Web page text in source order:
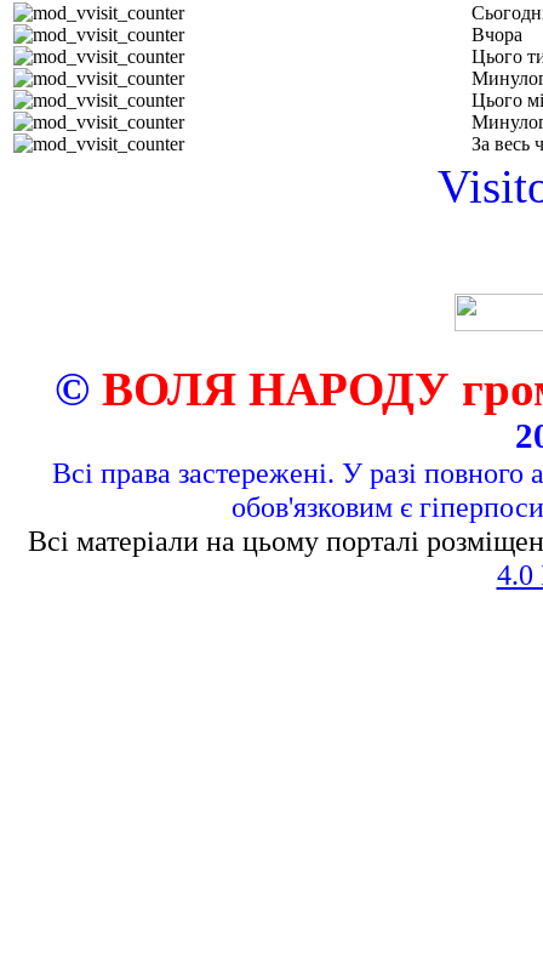
Вчора
Цього
Цього
За весь
© ВОЛЯ НАРОДУ
Всі права застережені. У разі повного
обов'язковим є
Всі матеріали на цьому порталі
4.0